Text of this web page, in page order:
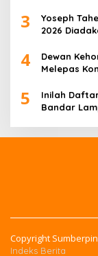
3
Yoseph
2026
4
Dewan
Melepas
5
Inilah
Bandar
Copyright
Indeks Berita